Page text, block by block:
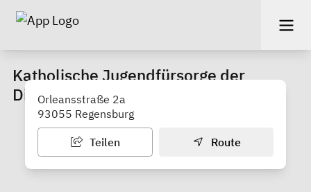
Katholische Jugendfürsorge der
Diözese Regensburg e. V.
Orleansstraße 2a
93055 Regensburg
Teilen Route